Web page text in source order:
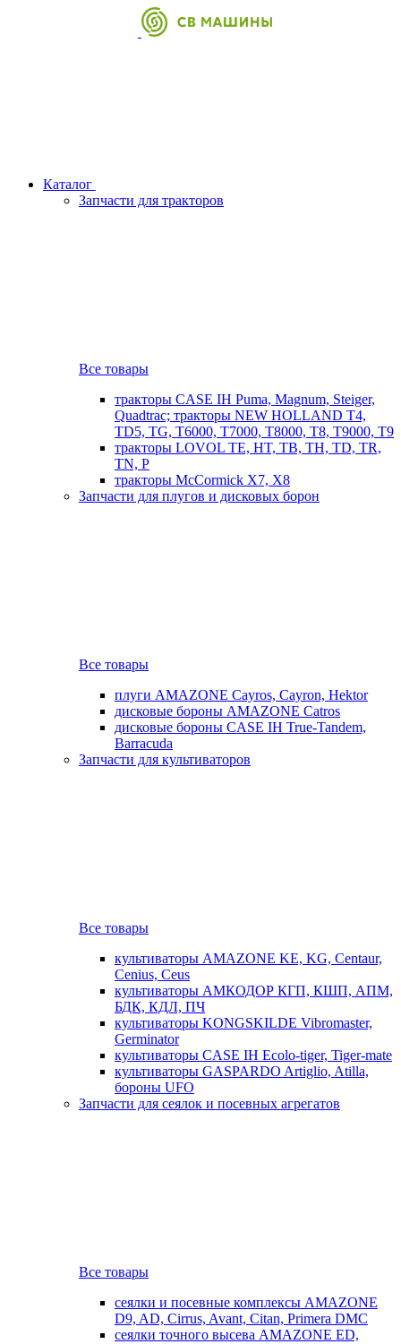
Каталог
Запчасти для тракторов
Все товары
тракторы CASE IH Puma, Magnum, Steiger,
Quadtrac; тракторы NEW HOLLAND T4,
TD5, TG, T6000, T7000, T8000, T8, T9000, T9
тракторы LOVOL TE, HT, TB, TH, TD, TR,
TN, P
тракторы McCormick X7, X8
Запчасти для плугов и дисковых борон
Все товары
плуги AMAZONE Cayros, Cayron, Hektor
дисковые бороны AMAZONE Catros
дисковые бороны CASE IH True-Tandem,
Barracuda
Запчасти для культиваторов
Все товары
культиваторы AMAZONE KE, KG, Centaur,
Cenius, Ceus
культиваторы АМКОДОР КГП, КШП, АПМ,
БДК, КДЛ, ПЧ
культиваторы KONGSKILDE Vibromaster,
Germinator
культиваторы CASE IH Ecolo-tiger, Tiger-mate
культиваторы GASPARDO Artiglio, Atilla,
бороны UFO
Запчасти для сеялок и посевных агрегатов
Все товары
сеялки и посевные комплексы AMAZONE
D9, AD, Cirrus, Avant, Citan, Primera DMC
сеялки точного высева AMAZONE ED,